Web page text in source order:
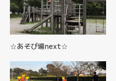
☆あそび場next☆